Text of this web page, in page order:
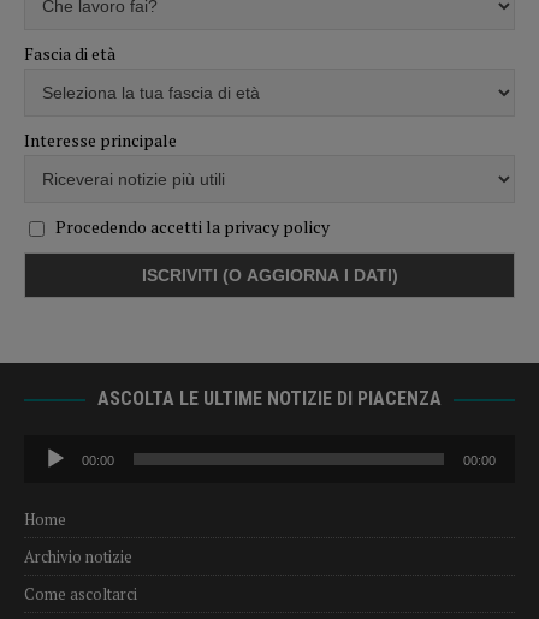
Fascia di età
Interesse principale
Procedendo accetti la privacy policy
ASCOLTA LE ULTIME NOTIZIE DI PIACENZA
Audio
Player
00:00 00:00
Home
Archivio notizie
Come ascoltarci